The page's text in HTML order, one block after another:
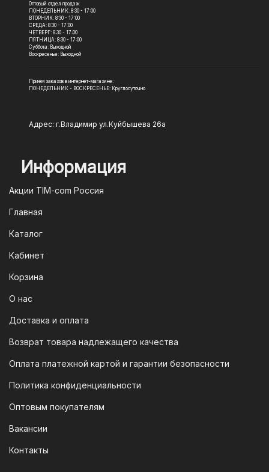
Оптовый отдел продаж
ПОНЕДЕЛЬНИК: 8:30 - 17:00
ВТОРНИК: 8:30 - 17:00
СРЕДА: 8:30 - 17:00
ЧЕТВЕРГ: 8:30 - 17:00
ПЯТНИЦА: 8:30 - 17:00
Суббота: Выходной
Воскресенье: Выходной
Прием заказов в интернет-магазине:
ПОНЕДЕЛЬНИК - ВОСКРЕСЕНЬЕ: Круглосуточно
Адрес: г.Владимир ул.Куйбышева 26а
Информация
Акции TIM-com Россия
Главная
Каталог
Кабинет
Корзина
О нас
Доставка и оплата
Возврат товара надлежащего качества
Оплата платежной картой и гарантии безопасности
Политика конфиденциальности
Оптовым покупателям
Вакансии
Контакты